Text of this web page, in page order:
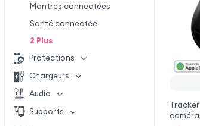
Montres connectées
Santé connectée
2 Plus
Protections
Chargeurs
Audio
Supports